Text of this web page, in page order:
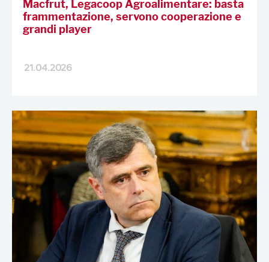
Macfrut, Legacoop Agroalimentare: basta
frammentazione, servono cooperazione e
grandi player
21.04.2026